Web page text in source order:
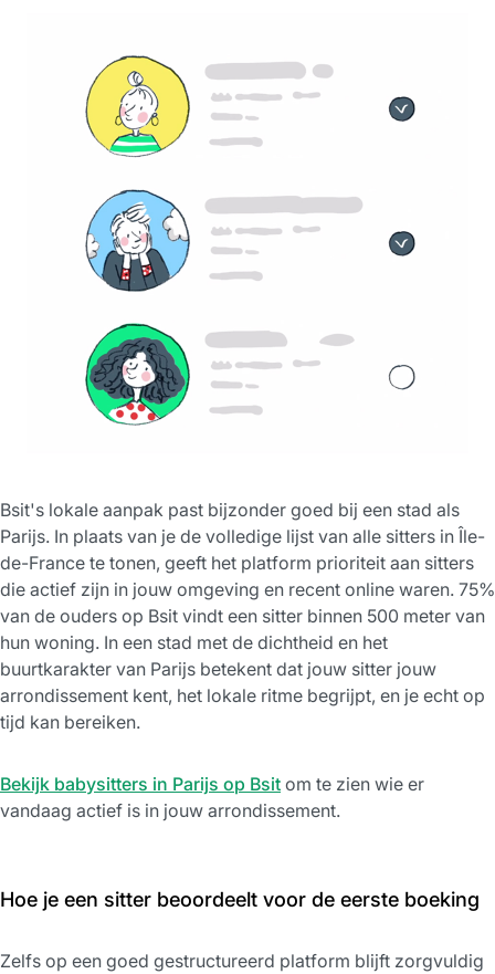
Bsit's lokale aanpak past bijzonder goed bij een stad als
Parijs. In plaats van je de volledige lijst van alle sitters in Île-
de-France te tonen, geeft het platform prioriteit aan sitters
die actief zijn in jouw omgeving en recent online waren. 75%
van de ouders op Bsit vindt een sitter binnen 500 meter van
hun woning. In een stad met de dichtheid en het
buurtkarakter van Parijs betekent dat jouw sitter jouw
arrondissement kent, het lokale ritme begrijpt, en je echt op
tijd kan bereiken.
Bekijk babysitters in Parijs op Bsit om te zien wie er
vandaag actief is in jouw arrondissement.
Hoe je een sitter beoordeelt voor de eerste boeking
Zelfs op een goed gestructureerd platform blijft zorgvuldig